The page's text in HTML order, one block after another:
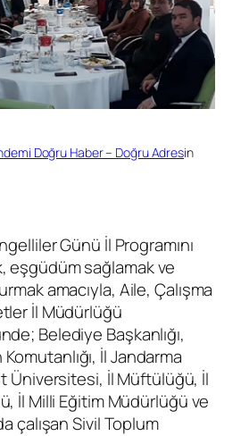
Doğru Haber – Doğru Adresin
Günü İl Programını
eşgüdüm sağlamak ve
amacıyla, Aile, Çalışma
İl Müdürlüğü
Belediye Başkanlığı,
İl Jandarma
Üniversitesi, İl Müftülüğü, İl
İl Milli Eğitim Müdürlüğü ve
çalışan Sivil Toplum